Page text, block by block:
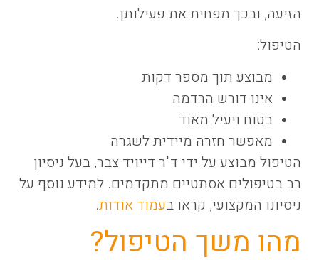
הזיעה, ובכך מפחית את פעילותן.
הטיפול:
מבוצע תוך מספר דקות
אינו דורש הרדמה
בטוח ויעיל מאוד
מאפשר חזרה מיידית לשגרה
הטיפול מבוצע על ידי ד"ר דייויד צבר, בעל ניסיון
רב בטיפולים אסתטיים מתקדמים. למידע נוסף על
ניסיונו המקצועי, קראו בעמוד אודות.
מהו משך הטיפול?